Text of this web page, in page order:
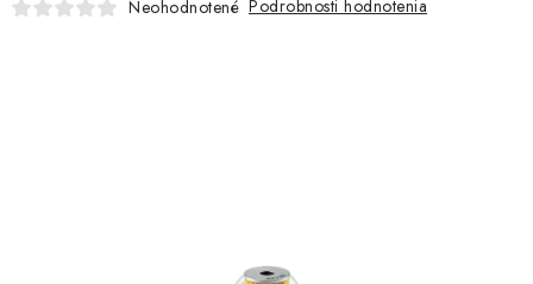
Neohodnotené Podrobnosti hodnotenia